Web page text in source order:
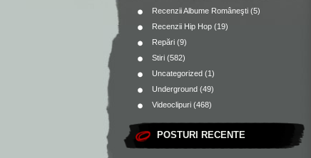
Recenzii Albume Româneşti (5)
Recenzii Hip Hop (19)
Repări (9)
Stiri (582)
Uncategorized (1)
Underground (49)
Videoclipuri (468)
POSTURI RECENTE